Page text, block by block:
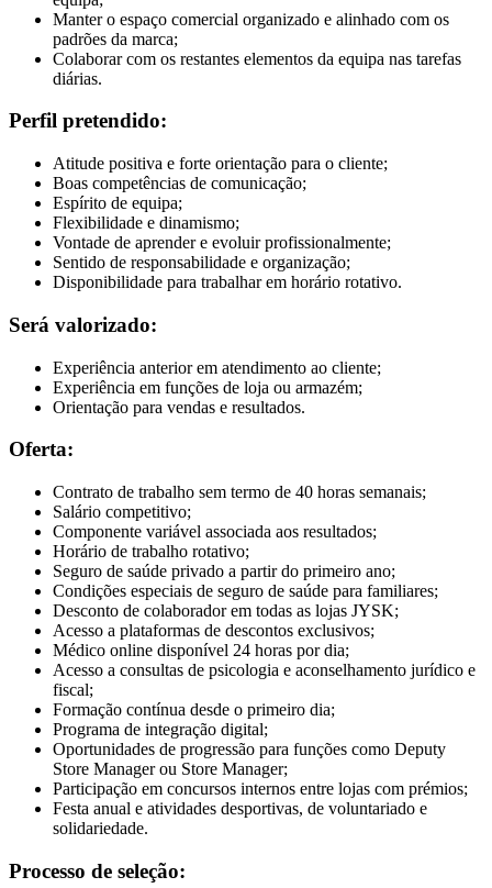
Manter o espaço comercial organizado e alinhado com os
padrões da marca;
Colaborar com os restantes elementos da equipa nas tarefas
diárias.
Perfil pretendido:
Atitude positiva e forte orientação para o cliente;
Boas competências de comunicação;
Espírito de equipa;
Flexibilidade e dinamismo;
Vontade de aprender e evoluir profissionalmente;
Sentido de responsabilidade e organização;
Disponibilidade para trabalhar em horário rotativo.
Será valorizado:
Experiência anterior em atendimento ao cliente;
Experiência em funções de loja ou armazém;
Orientação para vendas e resultados.
Oferta:
Contrato de trabalho sem termo de 40 horas semanais;
Salário competitivo;
Componente variável associada aos resultados;
Horário de trabalho rotativo;
Seguro de saúde privado a partir do primeiro ano;
Condições especiais de seguro de saúde para familiares;
Desconto de colaborador em todas as lojas JYSK;
Acesso a plataformas de descontos exclusivos;
Médico online disponível 24 horas por dia;
Acesso a consultas de psicologia e aconselhamento jurídico e
fiscal;
Formação contínua desde o primeiro dia;
Programa de integração digital;
Oportunidades de progressão para funções como Deputy
Store Manager ou Store Manager;
Participação em concursos internos entre lojas com prémios;
Festa anual e atividades desportivas, de voluntariado e
solidariedade.
Processo de seleção: